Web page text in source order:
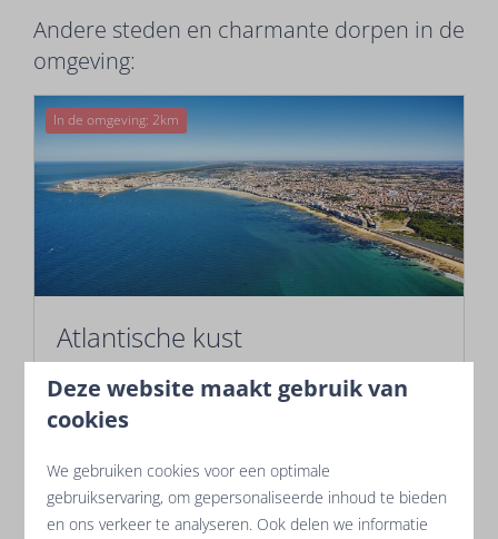
Andere steden en charmante dorpen in de
omgeving:
In de omgeving: 2km
Atlantische kust
Oasis Les Jardins ligt in de Vendée, een
schitterende streek aan de Atlantische kust.
Geniet hier van strand, natuur en allerlei
watersporten!
Deze website maakt gebruik van
cookies
We gebruiken cookies voor een optimale
gebruikservaring, om gepersonaliseerde inhoud te bieden
en ons verkeer te analyseren. Ook delen we informatie